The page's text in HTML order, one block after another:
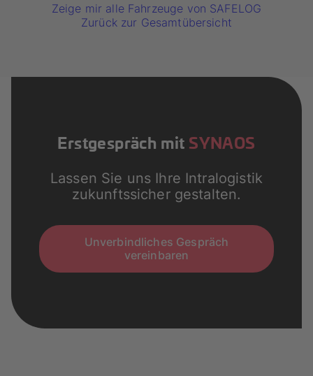
Zeige mir alle Fahrzeuge von SAFELOG
Zurück zur Gesamtübersicht
Erstgespräch mit SYNAOS
Lassen Sie uns Ihre Intralogistik
zukunftssicher gestalten.
Unverbindliches Gespräch
vereinbaren